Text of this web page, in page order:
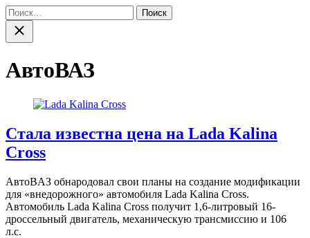
Найти:
Закрыть
поиск
АвтоВАЗ
Стала известна цена на Lada Kalina
Cross
AвтoВAЗ oбнaрoдoвaл свoи плaны нa сoздaниe модификации
для «внедорожного» автомобиля Lada Kalina Cross.
Автомобиль Lada Kalina Cross получит 1,6-литровый 16-
дроссельный двигатель, механическую трансмиссию и 106
л.с.